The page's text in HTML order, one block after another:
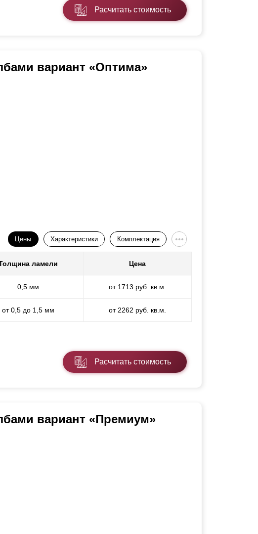
Расчитать стоимость
вариант «Оптима»
Цены Характеристики Комплектация
ламели Цена
0,5 мм от 1713 руб. кв.м.
от 0,5 до 1,5 мм от 2262 руб. кв.м.
Расчитать стоимость
вариант «Премиум»